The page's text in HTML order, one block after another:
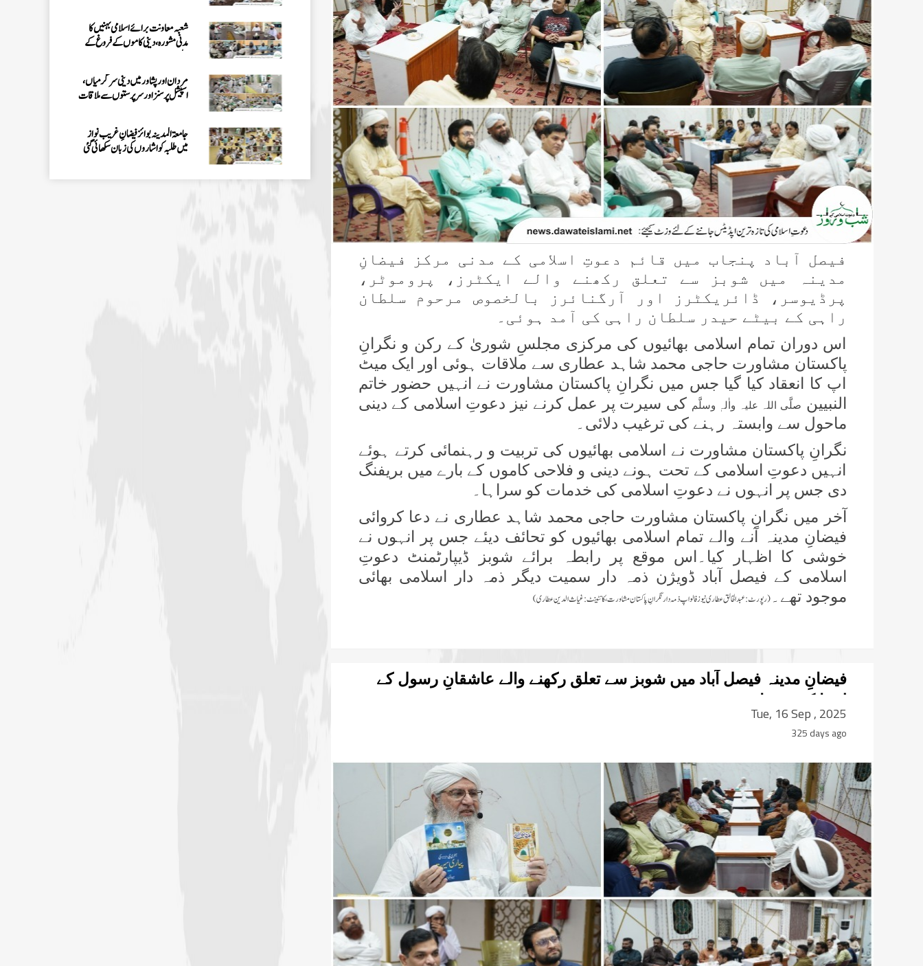
فیصل آباد پنجاب میں قائم دعوتِ اسلامی کے مدنی مرکز فیضانِ
مدینہ میں شوبز سے تعلق رکھنے والے ایکٹرز، پروموٹر،
پرڈیوسر، ڈائریکٹرز اور آرگنائرز بالخصوص مرحوم سلطان
راہی کے بیٹے حیدر سلطان راہی کی آمد ہوئی۔
اس دوران تمام اسلامی بھائیوں کی مرکزی مجلسِ شوریٰ کے رکن و نگرانِ
پاکستان مشاورت حاجی محمد شاہد عطاری سے ملاقات ہوئی اور ایک میٹ
اپ کا انعقاد کیا گیا جس میں نگرانِ پاکستان مشاورت نے انہیں حضور خاتم
النبیین صلَّی اللہ علیہ واٰلہٖ وسلَّم کی سیرت پر عمل کرنے نیز دعوتِ اسلامی کے دینی
ماحول سے وابستہ رہنے کی ترغیب دلائی۔
نگرانِ پاکستان مشاورت نے اسلامی بھائیوں کی تربیت و رہنمائی کرتے ہوئے
انہیں دعوتِ اسلامی کے تحت ہونے دینی و فلاحی کاموں کے بارے میں بریفنگ
دی جس پر انہوں نے دعوتِ اسلامی کی خدمات کو سراہا۔
آخر میں نگرانِ پاکستان مشاورت حاجی محمد شاہد عطاری نے دعا کروائی
فیضانِ مدینہ آنے والے تمام اسلامی بھائیوں کو تحائف دیئے جس پر انہوں نے
خوشی کا اظہار کیا۔اس موقع پر رابطہ برائے شوبز ڈیپارٹمنٹ دعوتِ
اسلامی کے فیصل آباد ڈویژن ذمہ دار سمیت دیگر ذمہ دار اسلامی بھائی
موجود تھے۔(رپورٹ:عبدالخالق عطاری نیوز فالو اپ ذمہ دار نگرانِ پاکستان مشاورت، کانٹینٹ:غیاث الدین عطاری)
فیضانِ مدینہ فیصل آباد میں شوبز سے تعلق رکھنے والے عاشقانِ رسول کے
لئے ایک میٹ اپ
Tue, 16 Sep , 2025
325 days ago
جامعۃ المدینہ بوائز فیضانِ غریب نواز
میں طلبہ کو اشاروں کی زبان سکھائی گئی
اسپیشل پرسنز ڈیپارٹمنٹ کے تحت 3 دن
کا قافلہ، دینی احکام اور سنتوں کی تربیت
پشاور: مدرسۃ المدینہ میں سیکھنے سکھانے
کا حلقہ، اسپیشل پرسنز کی معاونت کا ذہن